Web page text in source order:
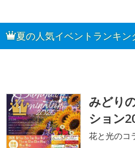
夏の人気イベントランキン
1
みどり
ション
花と光のコ